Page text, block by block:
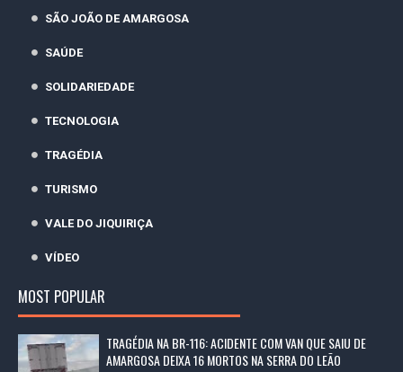
SÃO JOÃO DE AMARGOSA
SAÚDE
SOLIDARIEDADE
TECNOLOGIA
TRAGÉDIA
TURISMO
VALE DO JIQUIRIÇA
VÍDEO
MOST POPULAR
TRAGÉDIA NA BR-116: ACIDENTE COM VAN QUE SAIU DE
AMARGOSA DEIXA 16 MORTOS NA SERRA DO LEÃO